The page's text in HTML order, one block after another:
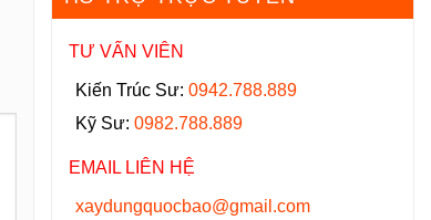
TƯ VẤN VIÊN
Kiến Trúc Sư: 0942.788.889
Kỹ Sư: 0982.788.889
EMAIL LIÊN HỆ
xaydungquocbao@gmail.com